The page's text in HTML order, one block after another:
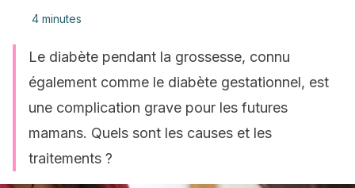
4 minutes
Le diabète pendant la grossesse, connu
également comme le diabète gestationnel, est
une complication grave pour les futures
mamans. Quels sont les causes et les
traitements ?